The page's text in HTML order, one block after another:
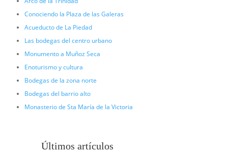
Conociendo la Plaza de las Galeras
Acueducto de La Piedad
Las bodegas del centro urbano
Monumento a Muñoz Seca
Enoturismo y cultura
Bodegas de la zona norte
Bodegas del barrio alto
Monasterio de Sta María de la Victoria
Últimos artículos